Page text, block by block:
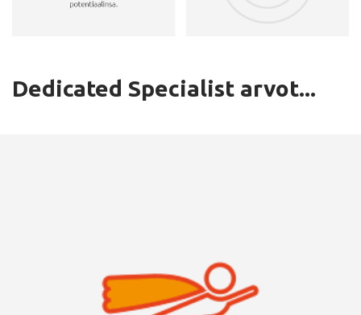
Dedicated Specialist arvot...